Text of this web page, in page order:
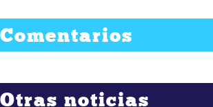
Comentarios
Otras noticias